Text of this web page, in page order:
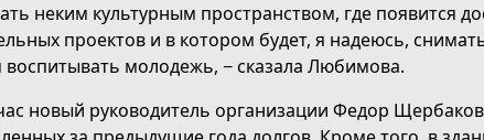
неким культурным пространством, где появится
проектов и в котором будет, я надеюсь,
молодежь, − сказала Любимова.
новый руководитель организации Федор